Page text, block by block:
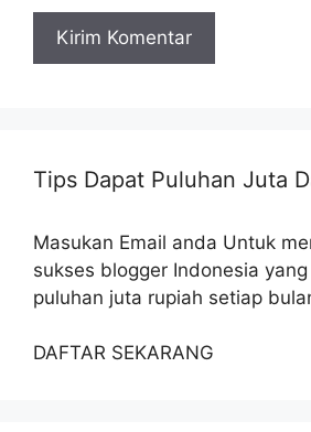
Tips Dapat Puluhan Juta
Masukan Email anda Untuk
sukses blogger Indonesia
puluhan juta rupiah setiap
DAFTAR SEKARANG